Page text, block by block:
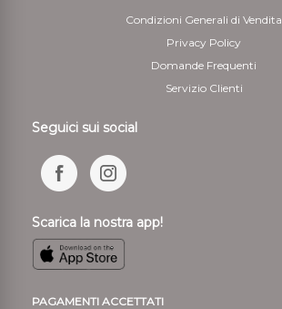
Condizioni Generali di Vendita
Privacy Policy
Domande Frequenti
Servizio Clienti
Seguici sui social
Scarica la nostra app!
PAGAMENTI ACCETTATI